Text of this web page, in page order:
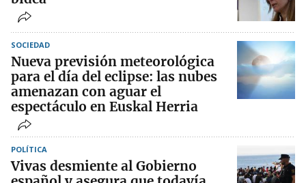
SOCIEDAD
Nueva previsión meteorológica
para el día del eclipse: las nubes
amenazan con aguar el
espectáculo en Euskal Herria
POLÍTICA
Vivas desmiente al Gobierno